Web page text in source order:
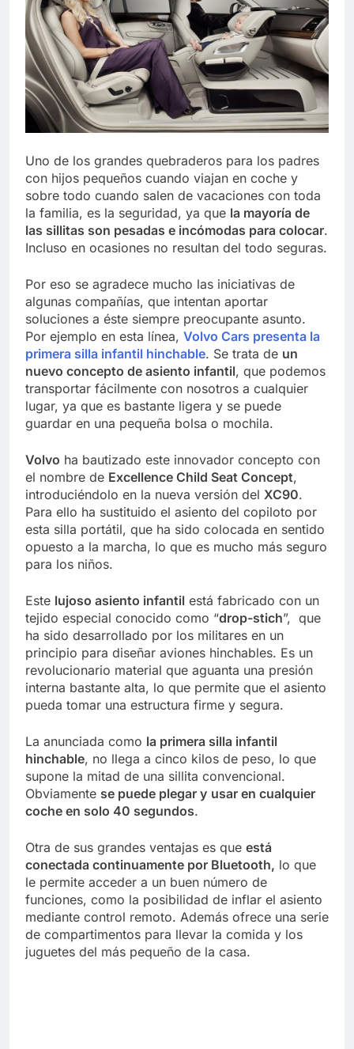
Uno de los grandes quebraderos para los padres
con hijos pequeños cuando viajan en coche y
sobre todo cuando salen de vacaciones con toda
la familia, es la seguridad, ya que la mayoría de
las sillitas son pesadas e incómodas para colocar.
Incluso en ocasiones no resultan del todo seguras.
Por eso se agradece mucho las iniciativas de
algunas compañías, que intentan aportar
soluciones a éste siempre preocupante asunto.
Por ejemplo en esta línea, Volvo Cars presenta la
primera silla infantil hinchable. Se trata de un
nuevo concepto de asiento infantil, que podemos
transportar fácilmente con nosotros a cualquier
lugar, ya que es bastante ligera y se puede
guardar en una pequeña bolsa o mochila.
Volvo ha bautizado este innovador concepto con
el nombre de Excellence Child Seat Concept,
introduciéndolo en la nueva versión del XC90.
Para ello ha sustituido el asiento del copiloto por
esta silla portátil, que ha sido colocada en sentido
opuesto a la marcha, lo que es mucho más seguro
para los niños.
Este lujoso asiento infantil está fabricado con un
tejido especial conocido como “drop-stich”, que
ha sido desarrollado por los militares en un
principio para diseñar aviones hinchables. Es un
revolucionario material que aguanta una presión
interna bastante alta, lo que permite que el asiento
pueda tomar una estructura firme y segura.
La anunciada como la primera silla infantil
hinchable, no llega a cinco kilos de peso, lo que
supone la mitad de una sillita convencional.
Obviamente se puede plegar y usar en cualquier
coche en solo 40 segundos.
Otra de sus grandes ventajas es que está
conectada continuamente por Bluetooth, lo que
le permite acceder a un buen número de
funciones, como la posibilidad de inflar el asiento
mediante control remoto. Además ofrece una serie
de compartimentos para llevar la comida y los
juguetes del más pequeño de la casa.